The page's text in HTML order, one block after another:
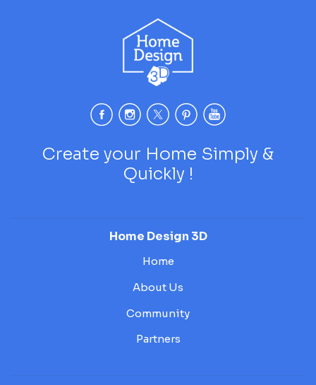
Create your Home Simply &
Quickly !
Home Design 3D
Home
About Us
Community
Partners